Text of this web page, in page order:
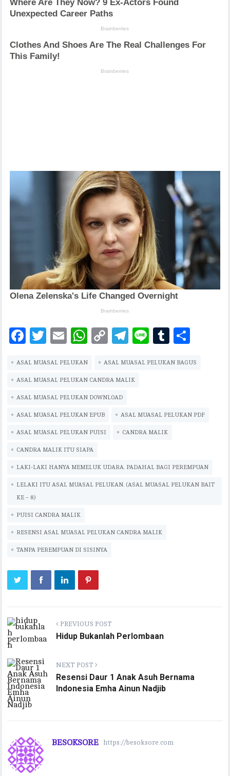
F
eb
oo
k
T
it
te
r
E
ai
l
W
at
s
A
p
p
C
p
y
Li
n
k
T
eg
ra
Li
e
T
m ar
ASAL MUASAL PELUKAN ASAL MUASAL PELUKAN BAGUS
ASAL MUASAL PELUKAN CANDRA MALIK
ASAL MUASAL PELUKAN DOWNLOAD
ASAL MUASAL PELUKAN EPUB ASAL MUASAL PELUKAN PDF
ASAL MUASAL PELUKAN PUISI CANDRA MALIK
CANDRA MALIK ITU SIAPA
LAKI-LAKI HANYA MEMELUK UDARA. PADAHAL BAGI PEREMPUAN
LELAKI ITU ASAL MUASAL PELUKAN. (ASAL MUASAL PELUKAN BAIT
KE – 8)
PUISI CANDRA MALIK
RESENSI ASAL MUASAL PELUKAN CANDRA MALIK
TANPA PEREMPUAN DI SISINYA
PREVIOUS POST
Hidup Bukanlah Perlombaan
NEXT POST
Resensi Daur 1 Anak Asuh Bernama
Indonesia Emha Ainun Nadjib
BESOKSORE https://besoksore.com